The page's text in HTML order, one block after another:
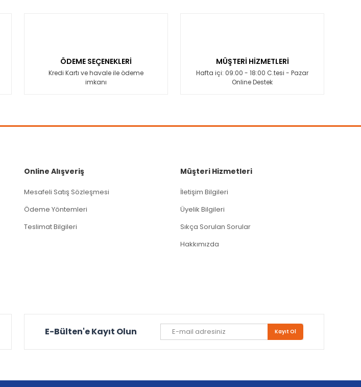
ÖDEME SEÇENEKLERİ
Kredi Kartı ve havale ile ödeme
imkanı
MÜŞTERİ HİZMETLERİ
Hafta içi: 09:00 - 18:00 C.tesi - Pazar
Online Destek
Online Alışveriş
Mesafeli Satış Sözleşmesi
Ödeme Yöntemleri
Teslimat Bilgileri
Müşteri Hizmetleri
İletişim Bilgileri
Üyelik Bilgileri
Sıkça Sorulan Sorular
Hakkımızda
E-Bülten'e Kayıt Olun Kayıt Ol